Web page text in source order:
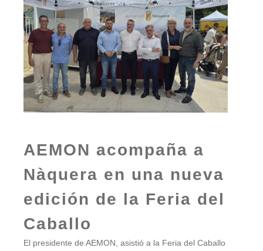
AEMON acompaña a
Nàquera en una nueva
edición de la Feria del
Caballo
El presidente de AEMON, asistió a la Feria del Caballo